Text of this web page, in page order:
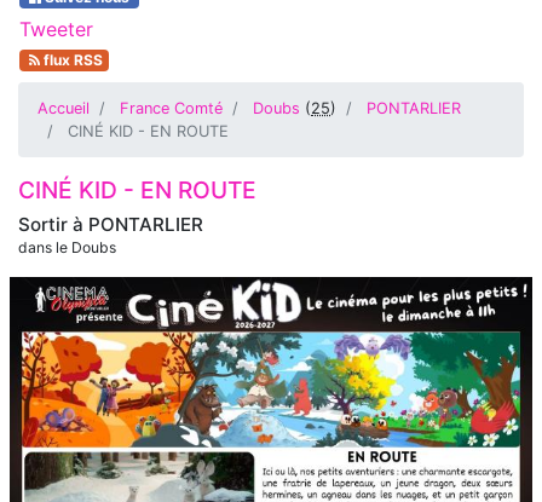
Tweeter
flux RSS
Accueil France Comté Doubs (25)
PONTARLIER
CINÉ KID - EN ROUTE
Sortir à PONTARLIER
dans le Doubs
CINÉ KID - EN ROUTE